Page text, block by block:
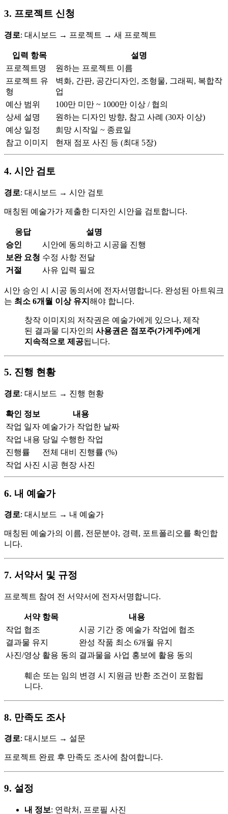
3. 프로젝트 신청
경로: 대시보드 → 프로젝트 → 새 프로젝트
입력 항목
설명
프로젝트명
원하는 프로젝트 이름
프로젝트 유
형
벽화, 간판, 공간디자인, 조형물, 그래픽, 복합작
업
예산 범위
100만 미만 ~ 1000만 이상 / 협의
상세 설명
원하는 디자인 방향, 참고 사례 (30자 이상)
예상 일정
희망 시작일 ~ 종료일
참고 이미지
현재 점포 사진 등 (최대 5장)
4. 시안 검토
경로: 대시보드 → 시안 검토
매칭된 예술가가 제출한 디자인 시안을 검토합니다.
응답
설명
승인
시안에 동의하고 시공을 진행
보완 요청 수정 사항 전달
거절
사유 입력 필요
시안 승인 시 시공 동의서에 전자서명합니다. 완성된 아트워크
는 최소 6개월 이상 유지 해야 합니다.
창작 이미지의 저작권은 예술가에게 있으나, 제작
된 결과물 디자인의 사용권은 점포주(가게주)에게
지속적으로 제공됩니다.
5. 진행 현황
경로: 대시보드 → 진행 현황
확인 정보
내용
작업 일자 예술가가 작업한 날짜
작업 내용 당일 수행한 작업
진행률
전체 대비 진행률 (%)
작업 사진 시공 현장 사진
6. 내 예술가
경로: 대시보드 → 내 예술가
매칭된 예술가의 이름, 전문분야, 경력, 포트폴리오를 확인합
니다.
7. 서약서 및 규정
프로젝트 참여 전 서약서에 전자서명합니다.
서약 항목
내용
작업 협조
시공 기간 중 예술가 작업에 협조
결과물 유지
완성 작품 최소 6개월 유지
사진/영상 활용 동의 결과물을 사업 홍보에 활용 동의
훼손 또는 임의 변경 시 지원금 반환 조건이 포함됩
니다.
8. 만족도 조사
경로: 대시보드 → 설문
프로젝트 완료 후 만족도 조사에 참여합니다.
9. 설정
내 정보: 연락처, 프로필 사진